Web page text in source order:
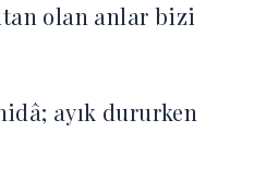
olan anlar bizi
ayık dururken